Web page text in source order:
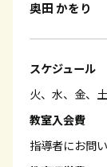
奥田 かをり
スケジュール
火、水、金、土
教室入会費
指導者にお問